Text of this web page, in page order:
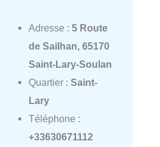
Adresse : 5 Route
de Sailhan, 65170
Saint-Lary-Soulan
Quartier : Saint-
Lary
Téléphone :
+33630671112